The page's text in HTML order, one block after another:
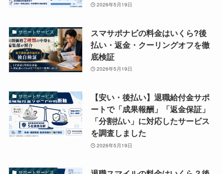
2026年5月19日
サポートサービス
スマサポナビの料金はいくら?後
払い・返金・クーリングオフを徹
底検証
2026年5月19日
サポートサービス
【安い・後払い】退職給付金サポ
ートで「成果報酬」「返金保証」
「分割払い」に対応したサービス
を調査しました
2026年5月19日
サポートサービス